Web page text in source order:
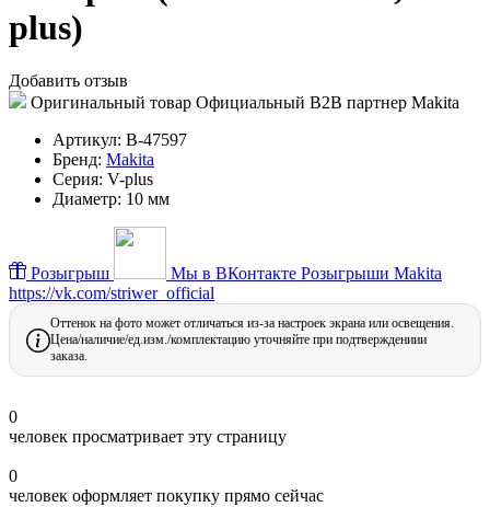
plus)
Добавить отзыв
Оригинальный товар Официальный B2B партнер Makita
Артикул: B-47597
Бренд: Makita
Серия: V-plus
Диаметр: 10 мм
Розыгрыш Мы в ВКонтакте Розыгрыши Makita
https://vk.com/striwer_official
Оттенок на фото может отличаться из-за настроек экрана или освещения.
Цена/наличие/ед.изм./комплектацию уточняйте при подтверждениии
заказа.
0
человек просматривает эту страницу
0
человек оформляет покупку прямо сейчас